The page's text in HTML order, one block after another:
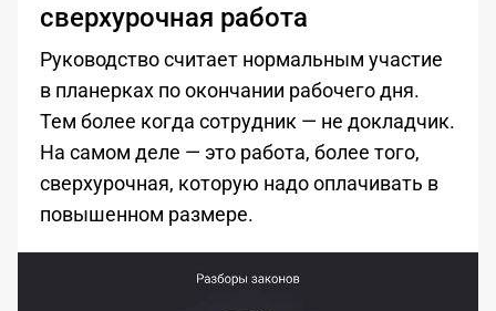
сверхурочная работа
Руководство считает нормальным участие
в планерках по окончании рабочего дня.
Тем более когда сотрудник — не докладчик.
На самом деле — это работа, более того,
сверхурочная, которую надо оплачивать в
повышенном размере.